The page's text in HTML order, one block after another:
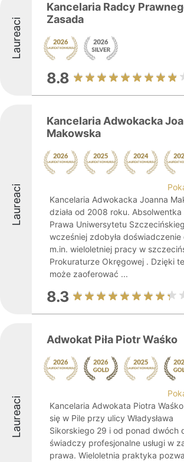
Laureaci
Kancelaria Radcy
Zasada
8.8
Laureaci
Kancelaria Adwokacka
Makowska
Kancelaria Adwokacka Joanna
działa od 2008 roku. Absolwentka
Prawa Uniwersytetu
wcześniej zdobyła doświadczenie
m.in. wieloletniej pracy w
Prokuraturze Okręgowej . Dzięki
może zaoferować ...
8.3
Laureaci
Adwokat Piła Piotr Waśko
Kancelaria Adwokata Piotra
się w Pile przy ulicy Władysława
Sikorskiego 29 i od ponad dwóch
świadczy profesjonalne usługi w
prawa. Wieloletnia praktyka